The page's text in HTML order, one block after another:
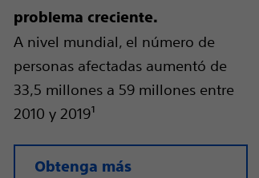
problema creciente.
A nivel mundial, el número de
personas afectadas aumentó de
33,5 millones a 59 millones entre
2010 y 2019¹
Obtenga más